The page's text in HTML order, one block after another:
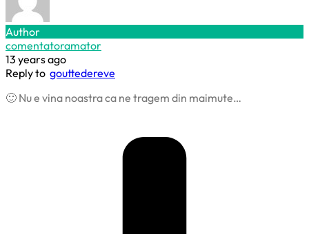
Author
comentatoramator
13 years ago
Reply to gouttedereve
🙂 Nu e vina noastra ca ne tragem din maimute…